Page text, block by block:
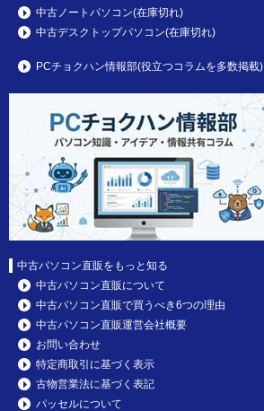
中古ノートパソコン(在庫切れ)
中古デスクトップパソコン(在庫切れ)
PCチョクハン情報部(役立つコラムを多数掲載)
中古パソコン直販をもっと知る
中古パソコン直販について
中古パソコン直販で買うべき6つの理由
中古パソコン直販運営会社概要
お問い合わせ
特定商取引に基づく表示
古物営業法に基づく表記
パッセルについて